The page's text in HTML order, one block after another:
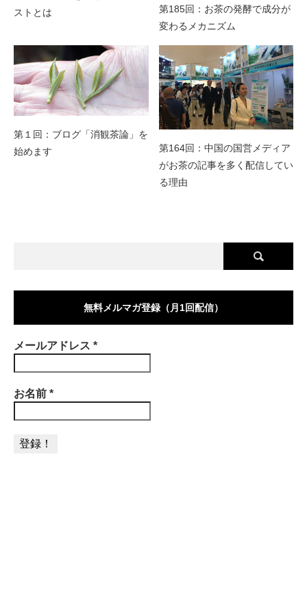
ストとは
第185回：お茶の発酵で成分が
変わるメカニズム
第１回：ブログ「消観茶論」を
始めます
第164回：中国の国営メディア
がお茶の記事を多く配信してい
る理由
無料メルマガ登録（月1回配信）
メールアドレス *
お名前 *